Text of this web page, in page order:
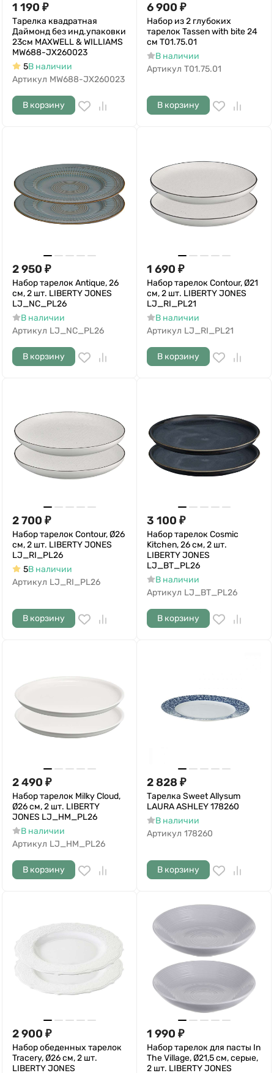
1 190 ₽
Тарелка квадратная
Даймонд без инд.упаковки
23см MAXWELL & WILLIAMS
MW688-JX260023
5В наличии
Артикул MW688-JX260023
В корзину
6 900 ₽
Набор из 2 глубоких
тарелок Tassen with bite 24
см T01.75.01
В наличии
Артикул T01.75.01
В корзину
2 950 ₽
Набор тарелок Antique, 26
см, 2 шт. LIBERTY JONES
LJ_NC_PL26
В наличии
Артикул LJ_NC_PL26
В корзину
1 690 ₽
Набор тарелок Contour, Ø21
см, 2 шт. LIBERTY JONES
LJ_RI_PL21
В наличии
Артикул LJ_RI_PL21
В корзину
2 700 ₽
Набор тарелок Contour, Ø26
см, 2 шт. LIBERTY JONES
LJ_RI_PL26
5В наличии
Артикул LJ_RI_PL26
В корзину
3 100 ₽
Набор тарелок Cosmic
Kitchen, 26 см, 2 шт.
LIBERTY JONES
LJ_BT_PL26
В наличии
Артикул LJ_BT_PL26
В корзину
2 490 ₽
Набор тарелок Milky Cloud,
Ø26 см, 2 шт. LIBERTY
JONES LJ_HM_PL26
В наличии
Артикул LJ_HM_PL26
В корзину
2 828 ₽
Тарелка Sweet Allysum
LAURA ASHLEY 178260
В наличии
Артикул 178260
В корзину
2 900 ₽
Набор обеденных тарелок
Tracery, Ø26 см, 2 шт.
LIBERTY JONES
1 990 ₽
Набор тарелок для пасты In
The Village, Ø21,5 см, серые,
2 шт. LIBERTY JONES